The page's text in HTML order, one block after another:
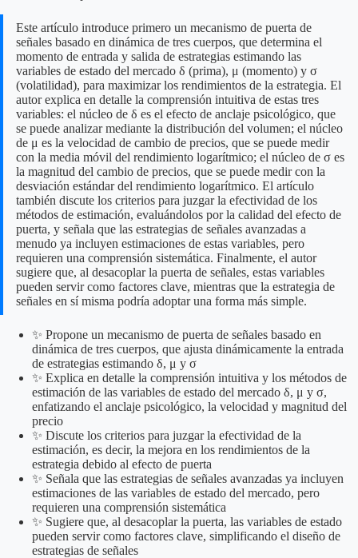
Este artículo introduce primero un mecanismo de puerta de
señales basado en dinámica de tres cuerpos, que determina el
momento de entrada y salida de estrategias estimando las
variables de estado del mercado δ (prima), μ (momento) y σ
(volatilidad), para maximizar los rendimientos de la estrategia. El
autor explica en detalle la comprensión intuitiva de estas tres
variables: el núcleo de δ es el efecto de anclaje psicológico, que
se puede analizar mediante la distribución del volumen; el núcleo
de μ es la velocidad de cambio de precios, que se puede medir
con la media móvil del rendimiento logarítmico; el núcleo de σ es
la magnitud del cambio de precios, que se puede medir con la
desviación estándar del rendimiento logarítmico. El artículo
también discute los criterios para juzgar la efectividad de los
métodos de estimación, evaluándolos por la calidad del efecto de
puerta, y señala que las estrategias de señales avanzadas a
menudo ya incluyen estimaciones de estas variables, pero
requieren una comprensión sistemática. Finalmente, el autor
sugiere que, al desacoplar la puerta de señales, estas variables
pueden servir como factores clave, mientras que la estrategia de
señales en sí misma podría adoptar una forma más simple.
✨ Propone un mecanismo de puerta de señales basado en
dinámica de tres cuerpos, que ajusta dinámicamente la entrada
de estrategias estimando δ, μ y σ
✨ Explica en detalle la comprensión intuitiva y los métodos de
estimación de las variables de estado del mercado δ, μ y σ,
enfatizando el anclaje psicológico, la velocidad y magnitud del
precio
✨ Discute los criterios para juzgar la efectividad de la
estimación, es decir, la mejora en los rendimientos de la
estrategia debido al efecto de puerta
✨ Señala que las estrategias de señales avanzadas ya incluyen
estimaciones de las variables de estado del mercado, pero
requieren una comprensión sistemática
✨ Sugiere que, al desacoplar la puerta, las variables de estado
pueden servir como factores clave, simplificando el diseño de
estrategias de señales